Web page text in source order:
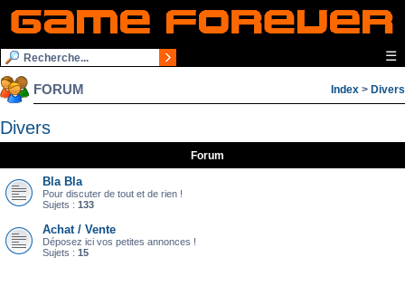
☰
FORUM Index > Divers
Divers
Forum
Bla Bla
Pour discuter de tout et de rien !
Sujets : 133
Achat / Vente
Déposez ici vos petites annonces !
Sujets : 15